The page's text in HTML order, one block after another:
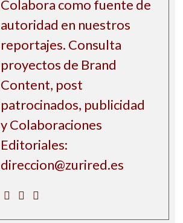
Colabora como fuente de
autoridad en nuestros
reportajes. Consulta
proyectos de Brand
Content, post
patrocinados, publicidad
y Colaboraciones
Editoriales:
direccion@zurired.es